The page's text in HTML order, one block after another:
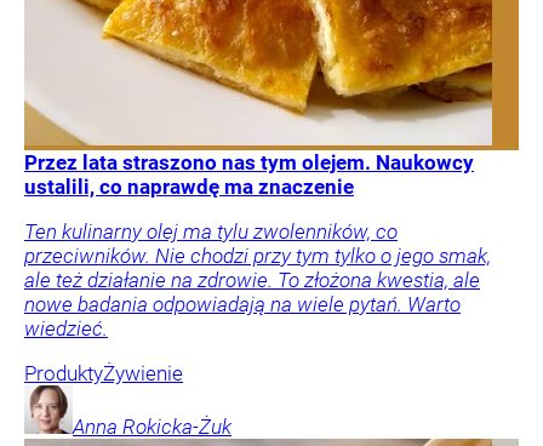
Przez lata straszono nas tym olejem. Naukowcy
ustalili, co naprawdę ma znaczenie
Ten kulinarny olej ma tylu zwolenników, co
przeciwników. Nie chodzi przy tym tylko o jego smak,
ale też działanie na zdrowie. To złożona kwestia, ale
nowe badania odpowiadają na wiele pytań. Warto
wiedzieć.
ProduktyŻywienie
Anna Rokicka-Żuk